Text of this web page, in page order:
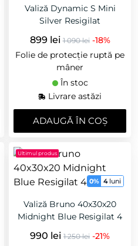
Valiză Dynamic S Mini
Silver Resigilat
899 lei 1 090 lei -18%
Folie de protecție ruptă pe
mâner
În stoc
Livrare astăzi
ADAUGǍ ÎN COȘ
Ultimul produs
0% 4 luni
Valiză Bruno 40x30x20
Midnight Blue Resigilat 4
990 lei 1 250 lei -21%